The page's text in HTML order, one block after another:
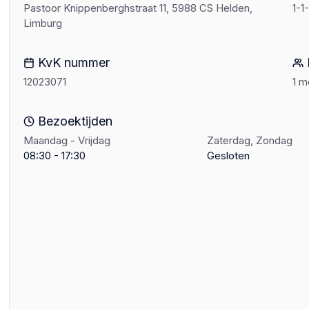
Pastoor Knippenberghstraat 11, 5988 CS Helden,
Limburg
1-
KvK nummer
12023071 1
Bezoektijden
Maandag - Vrijdag
08:30 - 17:30
Zaterdag, Zondag
Gesloten